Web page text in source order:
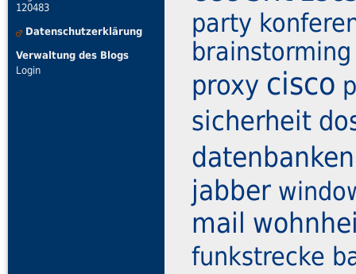
120483
Datenschutzerklärung
Verwaltung des Blogs
Login
party
brainstorming
proxy cisco
sicherheit
datenbanken
jabber
mail
funkstrecke